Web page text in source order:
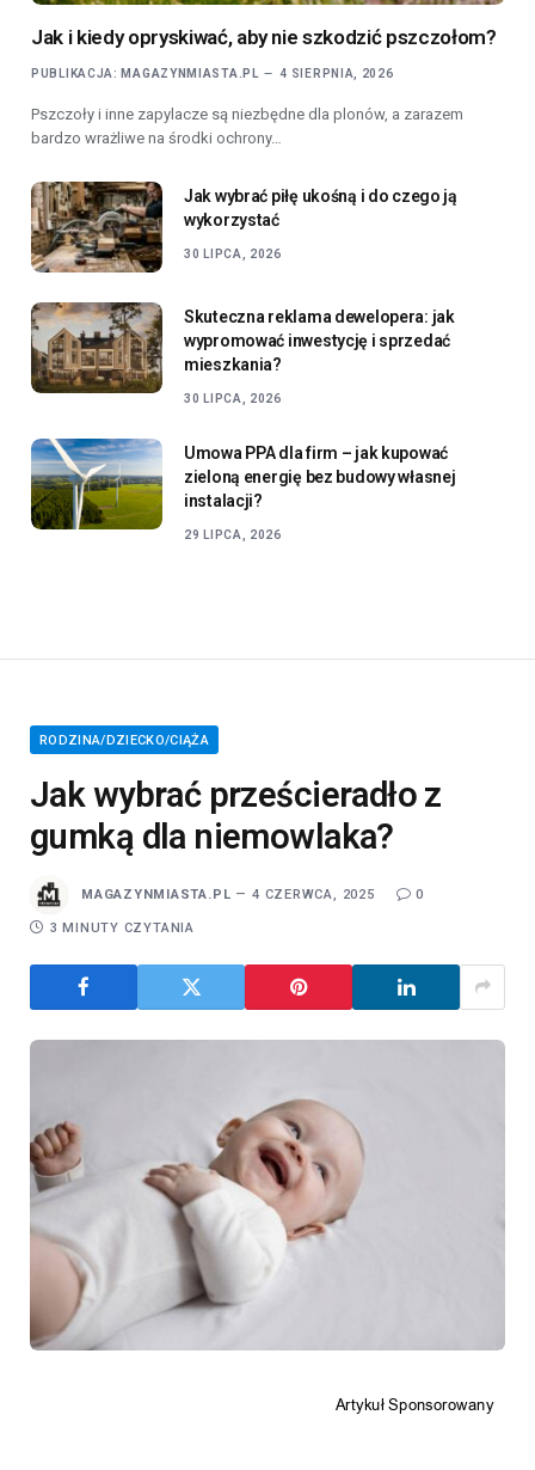
Jak i kiedy opryskiwać, aby nie szkodzić pszczołom?
PUBLIKACJA: MAGAZYNMIASTA.PL 4 SIERPNIA, 2026
Pszczoły i inne zapylacze są niezbędne dla plonów, a zarazem
bardzo wrażliwe na środki ochrony…
Jak wybrać piłę ukośną i do czego ją
wykorzystać
30 LIPCA, 2026
Skuteczna reklama dewelopera: jak
wypromować inwestycję i sprzedać
mieszkania?
30 LIPCA, 2026
Umowa PPA dla firm – jak kupować
zieloną energię bez budowy własnej
instalacji?
29 LIPCA, 2026
RODZINA/DZIECKO/CIĄŻA
Jak wybrać prześcieradło z
gumką dla niemowlaka?
MAGAZYNMIASTA.PL 4 CZERWCA, 2025 0
3 MINUTY CZYTANIA